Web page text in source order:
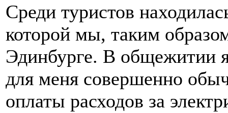
Среди туристов
которой мы, таким
Эдинбурге. В общежитии
для меня совершенно
оплаты расходов за